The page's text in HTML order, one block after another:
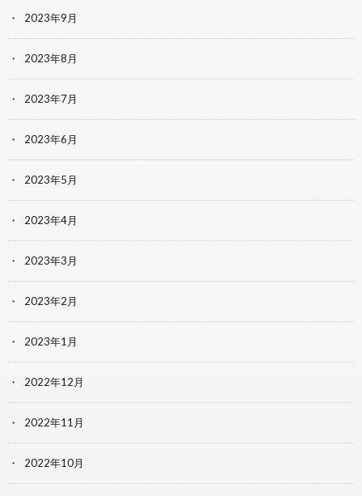
2023年9月
2023年8月
2023年7月
2023年6月
2023年5月
2023年4月
2023年3月
2023年2月
2023年1月
2022年12月
2022年11月
2022年10月